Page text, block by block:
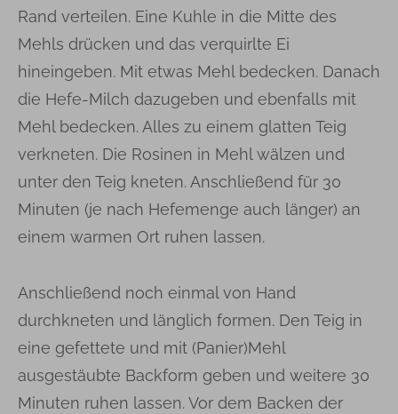
Rand verteilen. Eine Kuhle in die Mitte des
Mehls drücken und das verquirlte Ei
hineingeben. Mit etwas Mehl bedecken. Danach
die Hefe-Milch dazugeben und ebenfalls mit
Mehl bedecken. Alles zu einem glatten Teig
verkneten. Die Rosinen in Mehl wälzen und
unter den Teig kneten. Anschließend für 30
Minuten (je nach Hefemenge auch länger) an
einem warmen Ort ruhen lassen.
Anschließend noch einmal von Hand
durchkneten und länglich formen. Den Teig in
eine gefettete und mit (Panier)Mehl
ausgestäubte Backform geben und weitere 30
Minuten ruhen lassen. Vor dem Backen der